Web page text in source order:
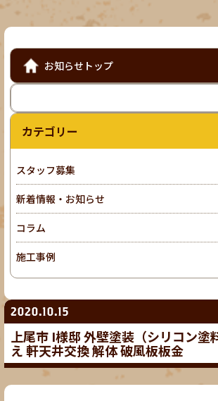
2020.10.15
上尾市 I様邸 外壁塗装（シリコン塗
え 軒天井交換 解体 破風板板金
お知らせトップ
カテゴリー
スタッフ募集
新着情報・お知らせ
コラム
施工事例